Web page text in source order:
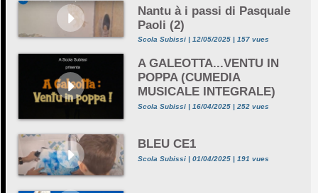
Nantu à i passi di Pasquale
Paoli (2)
Scola Subissi | 12/05/2025 | 157 vues
A GALEOTTA...VENTU IN
POPPA (CUMEDIA
MUSICALE INTEGRALE)
Scola Subissi | 16/04/2025 | 252 vues
BLEU CE1
Scola Subissi | 01/04/2025 | 191 vues